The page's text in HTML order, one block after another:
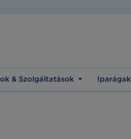
& Szolgáltatások Iparágak